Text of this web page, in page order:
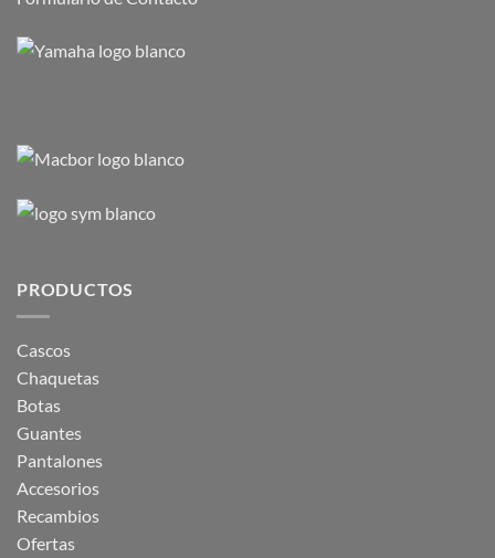
PRODUCTOS
Cascos
Chaquetas
Botas
Guantes
Pantalones
Accesorios
Recambios
Ofertas